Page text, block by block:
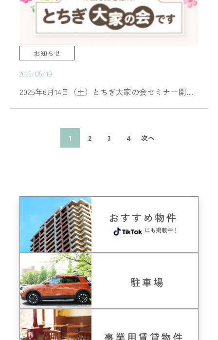
お知らせ
2025/05/19
2025年6月14日（土）とちぎ大家の会セミナー開催のご案内
1 2 3 4 次へ